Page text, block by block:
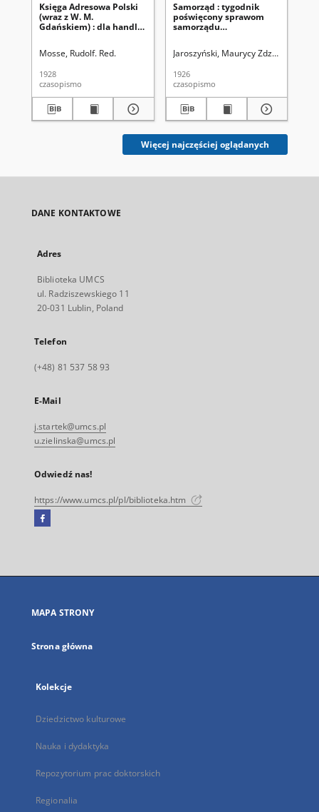
Księga Adresowa Polski
(wraz z W. M.
Gdańskiem) : dla handlu,
Mosse, Rudolf. Red.
1928
czasopismo
Samorząd : tygodnik
poświęcony sprawom
samorządu
Jaroszyński, Maurycy Zdzisław.
1926
czasopismo
Więcej najczęściej oglądanych
DANE KONTAKTOWE
Adres
Biblioteka UMCS
ul. Radziszewskiego 11
20-031 Lublin, Poland
Telefon
(+48) 81 537 58 93
E-Mail
j.startek@umcs.pl
u.zielinska@umcs.pl
Odwiedź nas!
https://www.umcs.pl/pl/biblioteka.htm
Facebook
się
karcie
MAPA STRONY
Strona główna
Kolekcje
Dziedzictwo kulturowe
Nauka i dydaktyka
Repozytorium prac doktorskich
Regionalia